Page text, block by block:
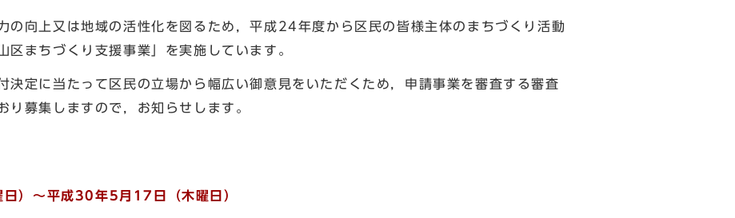
の向上又は地域の活性化を図るため，平成24年度から区民の皆様主体のまちづくり活動
区まちづくり支援事業」を実施しています。
決定に当たって区民の立場から幅広い御意見をいただくため，申請事業を審査する審査
り募集しますので，お知らせします。
）～平成30年5月17日（木曜日）